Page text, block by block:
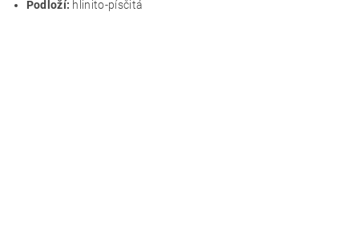
Podloží: hlinito-písčitá